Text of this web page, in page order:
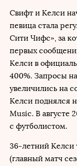
Свифт и Келси
певица стала
Сити Чифс», за
первых
Келси в
400%. Запросы
увеличились на
Келси поднялся
Music. В августе
с футболистом.
36-летний Келси
(главный матч